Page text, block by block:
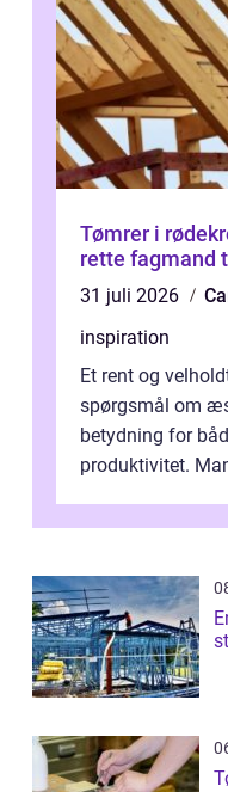
Tømrer i rødekro sådan vælger du
rette fagmand
31 juli 2026
inspiration
Et rent og
spørgsmål om
betydning for
produktivitet.